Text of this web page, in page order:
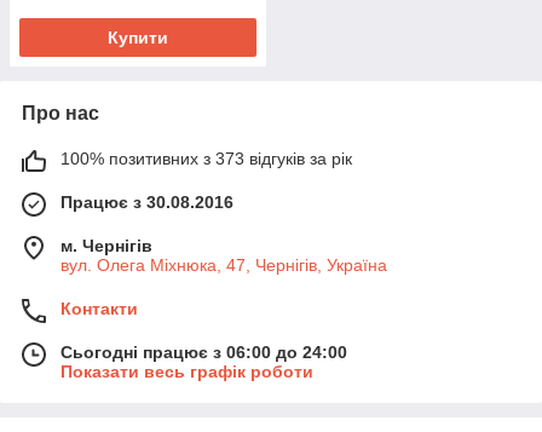
Купити
Про нас
100% позитивних з 373 відгуків за рік
Працює з 30.08.2016
м. Чернігів
вул. Олега Міхнюка, 47, Чернігів, Україна
Контакти
Сьогодні працює з 06:00 до 24:00
Показати весь графік роботи